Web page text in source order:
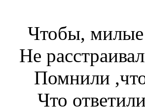
Чтобы,
Не
Помнили
Что